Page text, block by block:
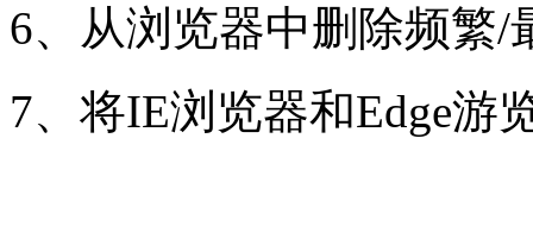
6、从浏览器中删除频繁/
7、将IE浏览器和Edge游